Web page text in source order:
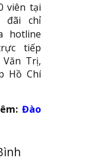
viên tại
đãi chỉ
hotline
tiếp
Trị,
Hồ Chí
Đào